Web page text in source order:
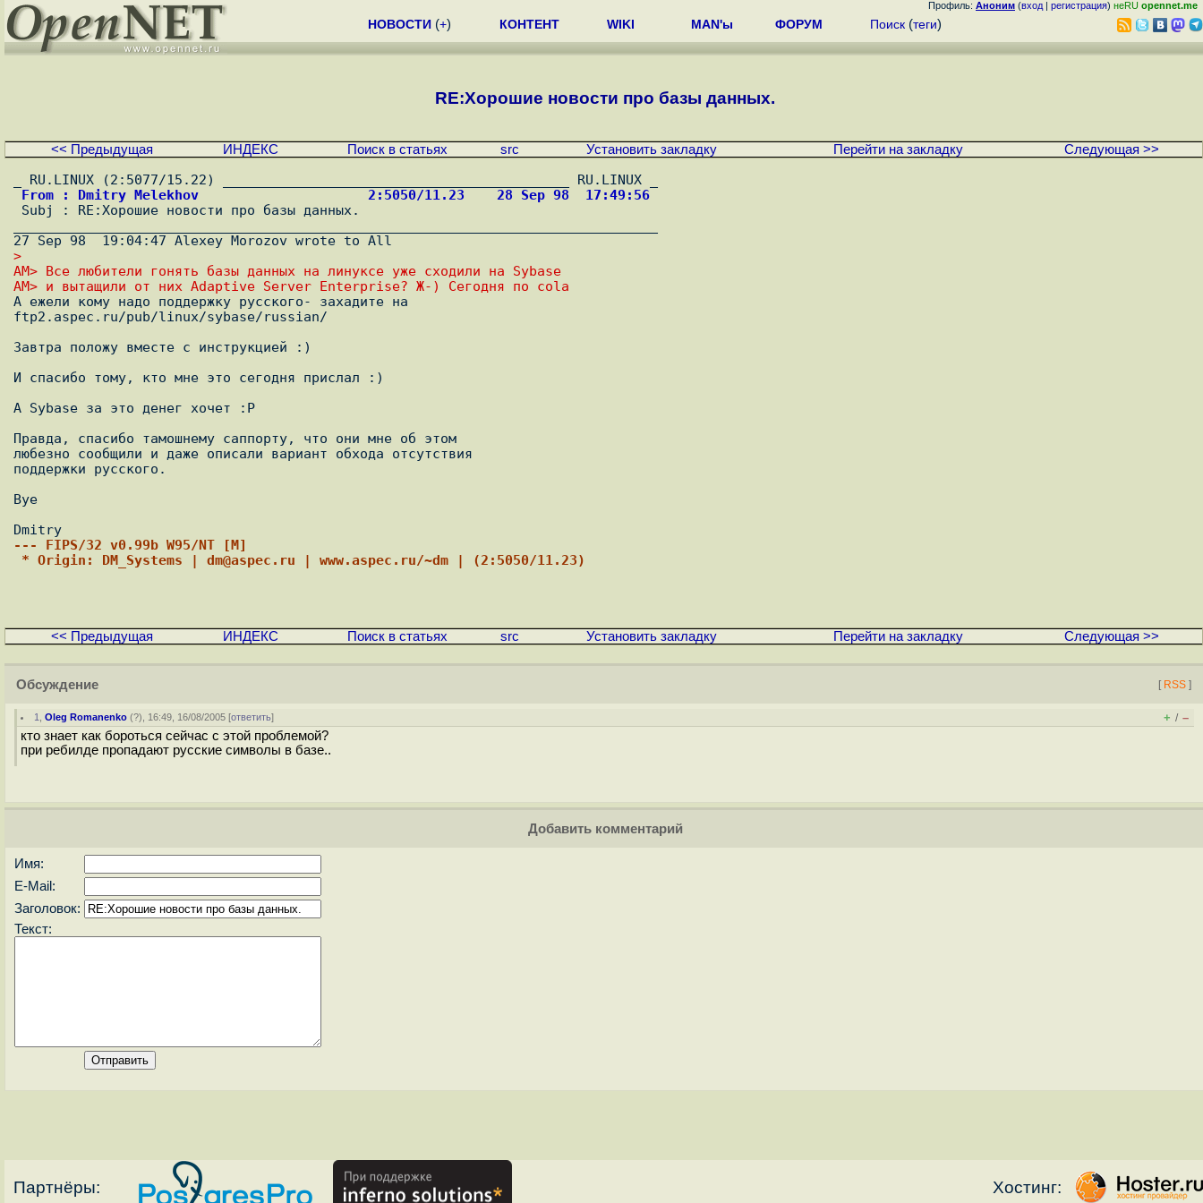
Профиль: Аноним (вход | регистрация) неRU opennet.me
НОВОСТИ (+) КОНТЕНТ WIKI MAN'ы ФОРУМ Поиск (теги)
RE:Хорошие новости про базы данных.
<< Предыдущая ИНДЕКС Поиск в статьях src Установить закладку Перейти на закладку Следующая >>
From : Dmitry Melekhov                     2:5050/11.23    28 Sep 98  17:49:56
>
AM> Все любители гонять базы данных на линуксе уже сходили на Sybase
AM> и вытащили от них Adaptive Server Enterprise? Ж-) Сегодня по cola
А ежели кому надо поддержку русского- захадите на
ftp2.aspec.ru/pub/linux/sybase/russian/
Завтра положу вместе с инструкцией :)
И спасибо тому, кто мне это сегодня прислал :)
А Sybase за это денег хочет :P
Правда, спасибо тамошнему саппорту, что они мне об этом
любезно сообщили и даже описали вариант обхода отсутствия
поддержки русского.
Bye
--- FIPS/32 v0.99b W95/NT [M]
* Origin: DM_Systems | dm@aspec.ru | www.aspec.ru/~dm | (2:5050/11.23)
<< Предыдущая ИНДЕКС Поиск в статьях src Установить закладку Перейти на закладку Следующая >>
Обсуждение [ RSS ]
1 ,Oleg Romanenko (?), 16:49, 16/08/2005 [ответить] + / –
кто знает как бороться сейчас с этой проблемой?
при ребилде пропадают русские символы в базе..
Добавить комментарий
Имя:
E-Mail:
Заголовок:
Текст:
Партнёры: Хостинг: